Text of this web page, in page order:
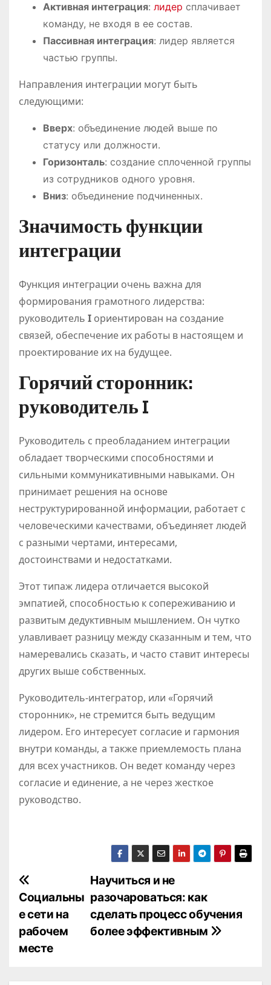
Активная интеграция: лидер сплачивает
команду, не входя в ее состав.
Пассивная интеграция: лидер является
частью группы.
Направления интеграции могут быть
следующими:
Вверх: объединение людей выше по
статусу или должности.
Горизонталь: создание сплоченной группы
из сотрудников одного уровня.
Вниз: объединение подчиненных.
Значимость функции
интеграции
Функция интеграции очень важна для
формирования грамотного лидерства:
руководитель I ориентирован на создание
связей, обеспечение их работы в настоящем и
проектирование их на будущее.
Горячий сторонник:
руководитель I
Руководитель с преобладанием интеграции
обладает творческими способностями и
сильными коммуникативными навыками. Он
принимает решения на основе
неструктурированной информации, работает с
человеческими качествами, объединяет людей
с разными чертами, интересами,
достоинствами и недостатками.
Этот типаж лидера отличается высокой
эмпатией, способностью к сопереживанию и
развитым дедуктивным мышлением. Он чутко
улавливает разницу между сказанным и тем, что
намеревались сказать, и часто ставит интересы
других выше собственных.
Руководитель-интегратор, или «Горячий
сторонник», не стремится быть ведущим
лидером. Его интересует согласие и гармония
внутри команды, а также приемлемость плана
для всех участников. Он ведет команду через
согласие и единение, а не через жесткое
руководство.
Н
а
в
и
Научиться и не
разочароваться: как
сделать процесс обучения
более эффективным
Социальны
е сети на
рабочем
месте